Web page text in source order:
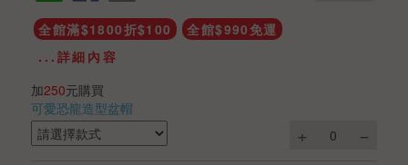
全館滿$1800折$100
全館$990免運
...詳細內容
加250元購買
可愛恐龍造型盆帽